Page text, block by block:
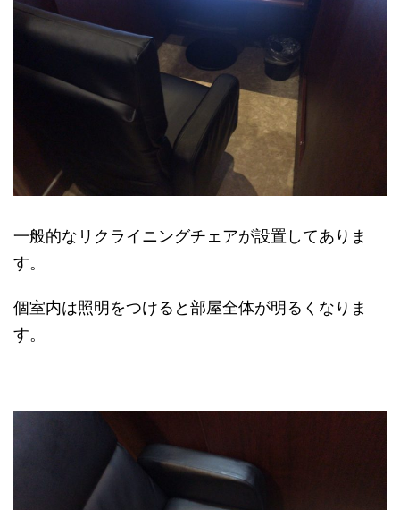
一般的なリクライニングチェアが設置してありま
す。
個室内は照明をつけると部屋全体が明るくなりま
す。